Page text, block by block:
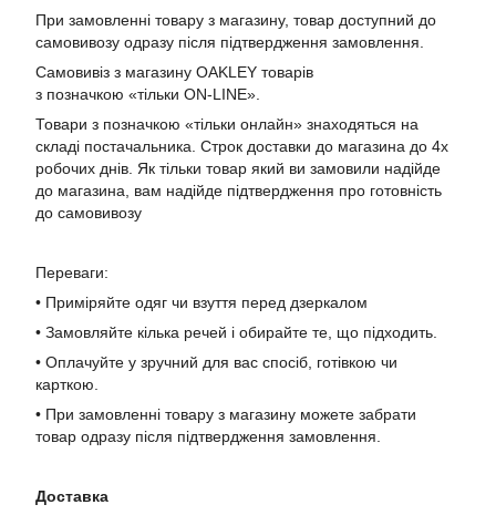
При замовленні товару з магазину, товар доступний до
самовивозу одразу після підтвердження замовлення.
Самовивіз з магазину OAKLEY товарів
з позначкою «тільки ON-LINE».
Товари з позначкою «тільки онлайн» знаходяться на
складі постачальника. Строк доставки до магазина до 4х
робочих днів. Як тільки товар який ви замовили надійде
до магазина, вам надійде підтвердження про готовність
до самовивозу
Переваги:
• Приміряйте одяг чи взуття перед дзеркалом
• Замовляйте кілька речей і обирайте те, що підходить.
• Оплачуйте у зручний для вас спосіб, готівкою чи
карткою.
• При замовленні товару з магазину можете забрати
товар одразу після підтвердження замовлення.
Доставка